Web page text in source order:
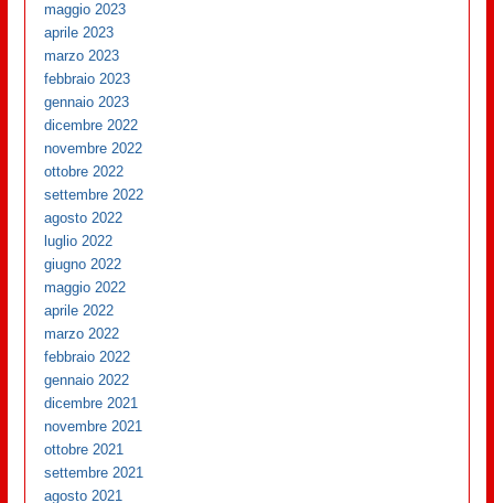
maggio 2023
aprile 2023
marzo 2023
febbraio 2023
gennaio 2023
dicembre 2022
novembre 2022
ottobre 2022
settembre 2022
agosto 2022
luglio 2022
giugno 2022
maggio 2022
aprile 2022
marzo 2022
febbraio 2022
gennaio 2022
dicembre 2021
novembre 2021
ottobre 2021
settembre 2021
agosto 2021